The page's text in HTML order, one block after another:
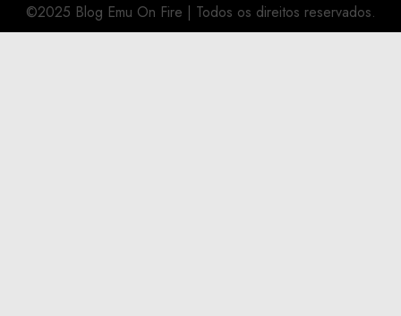
©2025 Blog Emu On Fire | Todos os direitos reservados.